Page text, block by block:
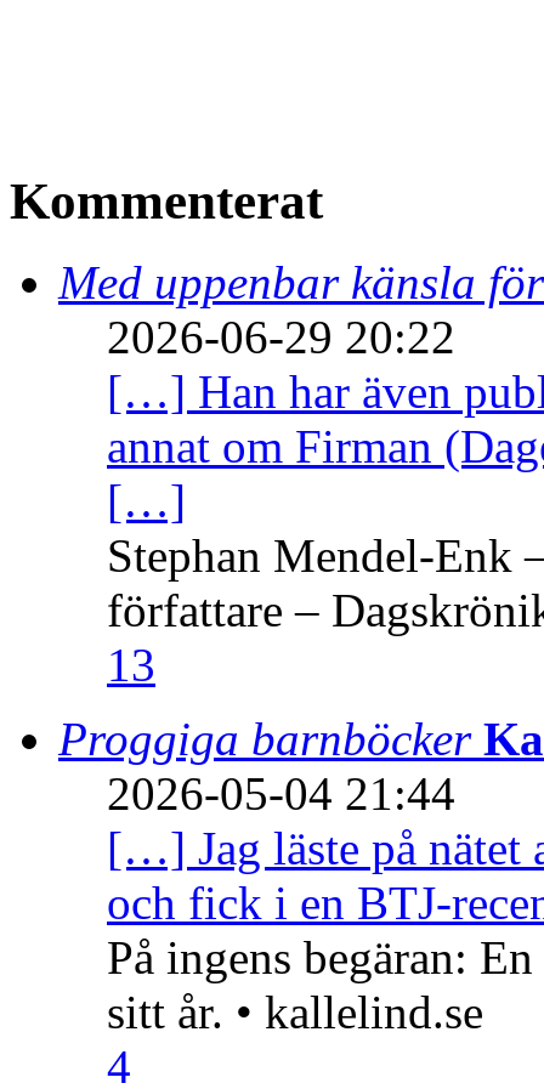
Kommenterat
Med uppenbar känsla
2026-06-29 20:22
[…] Han har även
annat om Firman
[…]
Stephan Mendel-Enk
författare –
13
Proggiga barnböcker
2026-05-04 21:44
[…] Jag läste på nätet
och fick i en BTJ-
På ingens begäran:
sitt år. • kallelind.se
4